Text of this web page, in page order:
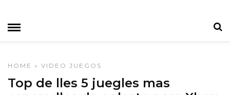
HOME » VIDEO JUEGOS
Top de lles 5 juegles mas